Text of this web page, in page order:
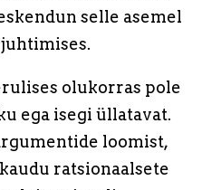
selle asemel
olukorras pole
ega isegi üllatavat.
loomist,
ratsionaalsete